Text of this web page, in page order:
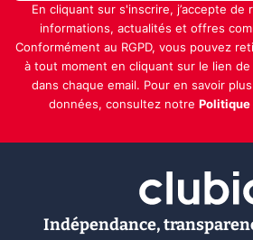
En cliquant sur s'inscrire, j’accepte de
informations, actualités et offres
Conformément au RGPD, vous pouvez
à tout moment en cliquant sur le lien
dans chaque email. Pour en savoir
données, consultez notre
Indépendance,